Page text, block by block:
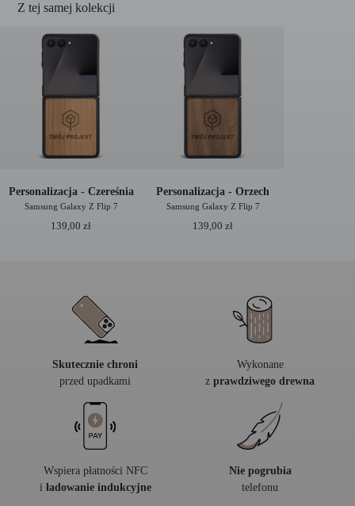
Z tej samej kolekcji
Personalizacja - Czereśnia
Samsung Galaxy Z Flip 7
139,00zł
Personalizacja - Orzech
Samsung Galaxy Z Flip 7
139,00zł
Skutecznie chroni
przed upadkami
Wykonane
z prawdziwego drewna
Wspiera płatności NFC
i ładowanie indukcyjne
Nie pogrubia
telefonu